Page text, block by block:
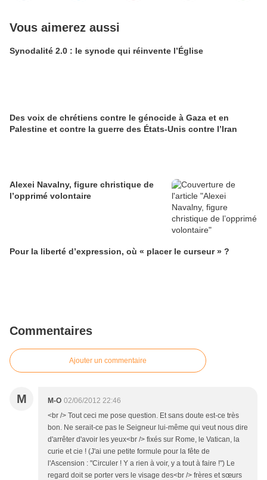
Vous aimerez aussi
Synodalité 2.0 : le synode qui réinvente l’Église
Des voix de chrétiens contre le génocide à Gaza et en
Palestine et contre la guerre des États-Unis contre l’Iran
Alexei Navalny, figure christique de
l’opprimé volontaire
Pour la liberté d’expression, où « placer le curseur » ?
Commentaires
Ajouter un commentaire
M M-O 02/06/2012 22:46
<br /> Tout ceci me pose question. Et sans doute est-ce très
bon. Ne serait-ce pas le Seigneur lui-même qui veut nous dire
d'arrêter d'avoir les yeux<br /> fixés sur Rome, le Vatican, la
curie et cie ! (J'ai une petite formule pour la fête de
l'Ascension : "Circuler ! Y a rien à voir, y a tout à faire !") Le
regard doit se porter vers le visage des<br /> frères et sœurs